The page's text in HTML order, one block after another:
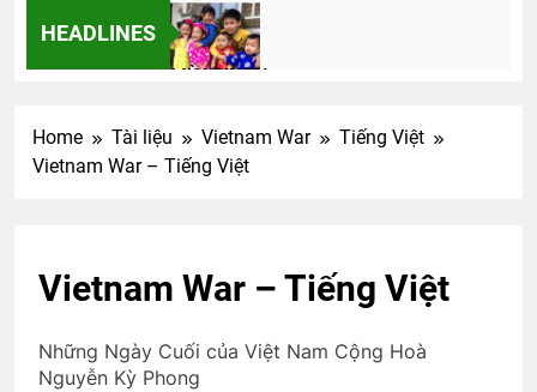
HEADLINES
MÙA XUÂN
Vọng Gác Đêm Sương 2
2 Years Ago
Home Tài liệu Vietnam War
Tiếng Việt
Vietnam War – Tiếng Việt
Vietnam War – Tiếng Việt
Những Ngày Cuối của Việt Nam Cộng Hoà
Nguyễn Kỳ Phong